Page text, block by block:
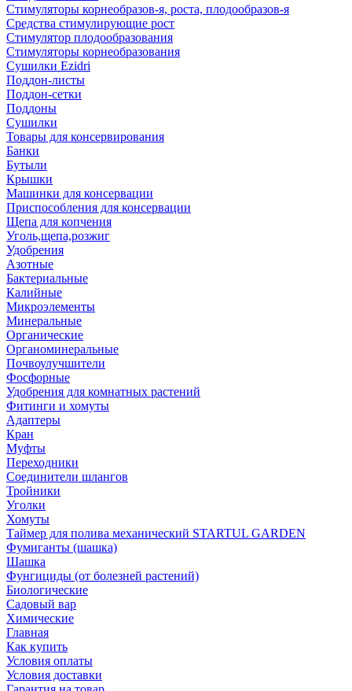
Стимуляторы корнеобразов-я, роста, плодообразов-я
Средства стимулирующие рост
Стимулятор плодообразования
Стимуляторы корнеобразования
Сушилки Ezidri
Поддон-листы
Поддон-сетки
Поддоны
Сушилки
Товары для консервирования
Банки
Бутыли
Крышки
Машинки для консервации
Приспособления для консервации
Щепа для копчения
Уголь,щепа,розжиг
Удобрения
Азотные
Бактериальные
Калийные
Микроэлементы
Минеральные
Органические
Органоминеральные
Почвоулучшители
Фосфорные
Удобрения для комнатных растений
Фитинги и хомуты
Адаптеры
Кран
Муфты
Переходники
Соединители шлангов
Тройники
Уголки
Хомуты
Таймер для полива механический STARTUL GARDEN
Фумиганты (шашка)
Шашка
Фунгициды (от болезней растений)
Биологические
Садовый вар
Химические
Главная
Как купить
Условия оплаты
Условия доставки